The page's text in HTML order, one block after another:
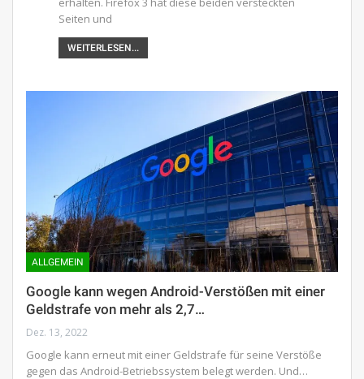
Seiten und
WEITERLESEN...
ALLGEMEIN
Google kann wegen Android-Verstößen mit einer
Geldstrafe von mehr als 2,7…
Dez. 13, 2022
Google kann erneut mit einer Geldstrafe für seine Verstöße
gegen das Android-Betriebssystem belegt werden. Und…